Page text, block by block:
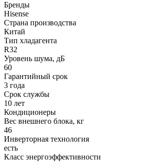
Бренды
Hisense
Страна производства
Китай
Тип хладагента
R32
Уровень шума, дБ
60
Гарантийный срок
3 года
Срок службы
10 лет
Кондиционеры
Вес внешнего блока, кг
46
Инверторная технология
есть
Класс энергоэффективности